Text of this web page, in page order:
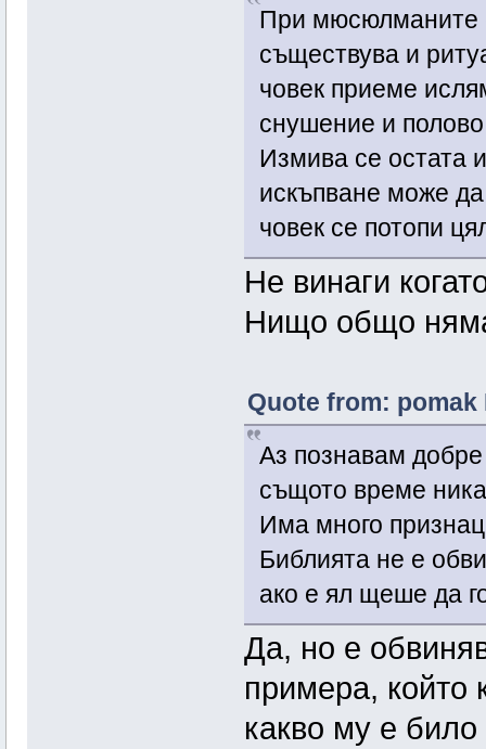
При мюсюлманите
съществува и
човек приеме
снушение и
Измива се остата
искъпване може
човек се потопи
Не винаги
Нищо общо
Quote from: pomak
Аз познавам
същото време
Има много
Библията не е
ако е ял щеше да
Да, но е
примера, който
какво му е било